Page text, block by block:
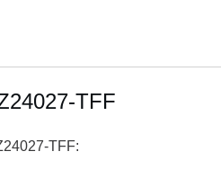
TFF
TFF: